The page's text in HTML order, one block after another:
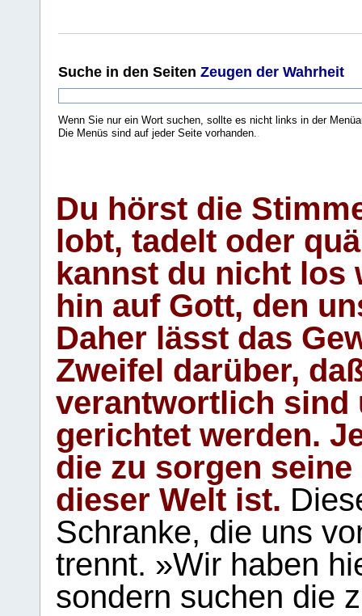
Suche in den Seiten Zeugen der Wahrheit
Wenn Sie nur ein Wort suchen, sollte es nicht links in der
Die Menüs sind auf jeder Seite vorhanden..
Du hörst die
lobt, tadelt oder
kannst du nicht los
hin auf Gott, den
Daher lässt das
Zweifel darüber,
verantwortlich sind
gerichtet werden.
die zu sorgen
dieser Welt ist.
Schranke, die uns
trennt. »Wir haben
sondern suchen die